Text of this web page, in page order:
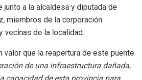
junto a la alcaldesa y diputada de
miembros de la corporación
vecinas de la localidad.
valor que la reapertura de este puente
de una infraestructura dañada,